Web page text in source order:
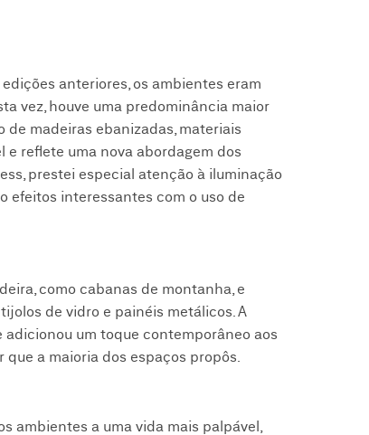
anteriores, os ambientes eram
vez, houve uma predominância maior
de madeiras ebanizadas, materiais
reflete uma nova abordagem dos
prestei especial atenção à iluminação
efeitos interessantes com o uso de
como cabanas de montanha, e
de vidro e painéis metálicos. A
um toque contemporâneo aos
a maioria dos espaços propôs.
ambientes a uma vida mais palpável,